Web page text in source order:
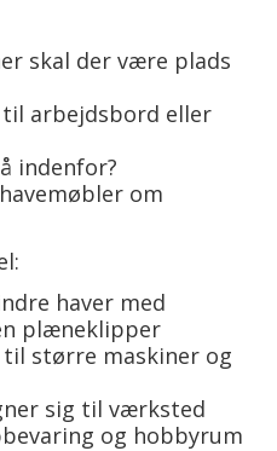
skal der være plads
arbejdsbord eller
indenfor?
om
haver med
plæneklipper
til større maskiner og
sig til værksted
og hobbyrum